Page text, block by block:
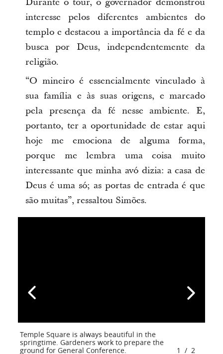
interesse pelos diferentes ambientes do
templo e destacou a importância da fé e da
busca por Deus, independentemente da
religião.
“O mineiro é essencialmente vinculado à
sua família e às suas origens, e marcado
pela presença da fé nesse ambiente. E,
portanto, ter a oportunidade de estar aqui
hoje me emociona de alguma forma,
porque me lembra uma coisa muito
interessante que minha avó dizia: a casa de
Deus é uma só; as portas de entrada é que
são muitas”, ressaltou Simões.
Temple Square is always beautiful in the
springtime. Gardeners work to prepare the
ground for General Conference.
1 / 2